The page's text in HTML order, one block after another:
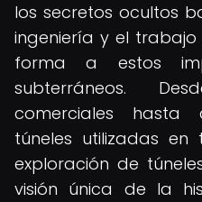
los secretos ocultos
ingeniería y el
forma a estos
subterráneos.
comerciales hasta
túneles utilizadas
exploración de
visión única de la